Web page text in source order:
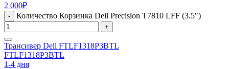
2 000₽
- Количество Корзинка Dell Precision T7810 LFF (3.5")
+
Трансивер Dell FTLF1318P3BTL
FTLF1318P3BTL
1-4 дня